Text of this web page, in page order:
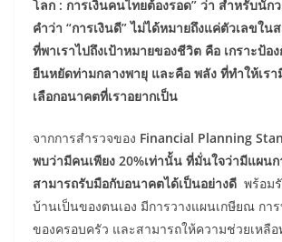
โลก : การเงินคนไทยต้องรอด” ว่า สําหรับนัก
คําว่า “การเงินดี” ไม่ได้หมายถึงแค่ตัวเลขใ
ที่พาเราไปถึงเป้าหมายของชีวิต คือ เกราะป้อ
ยืนหยัดท่ามกลางพายุ และคือ พลัง ที่ทําให้เรา
เลือกอนาคตที่เราอยากเป็น
จากการสํารวจของ Financial Planning
พบว่ามีคนเพียง 20%เท่านั้น ที่มั่นใจว่ามีแผนก
สามารถรับมือกับอนาคตได้เป็นอย่างดี พร้อม
บ้านเป็นของตนเอง มีการวางแผนเกษียณ กา
ของครอบครัว และสามารถให้ความช่วยเหลือ